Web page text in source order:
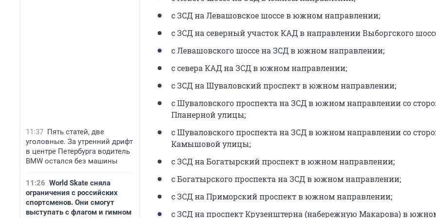
11:37 Пять статей, две
уголовные. За утренний дрифт
в центре Петербурга водитель
BMW остался без машины
11:26 World Skate сняла
ограничения с российских
спортсменов. Они смогут
выступать с флагом и гимном
с ЗСД на Левашовское шоссе в южном направлении;
с ЗСД на северный участок КАД в направлении Выборгского
с Левашовского шоссе на ЗСД в южном направлении;
с севера КАД на ЗСД в южном направлении;
с ЗСД на Шуваловский проспект в южном направлении;
с Шуваловского проспекта на ЗСД в южном направлении со
Планерной улицы;
с Шуваловского проспекта на ЗСД в южном направлении со
Камышовой улицы;
с ЗСД на Богатырский проспект в южном направлении;
с Богатырского проспекта на ЗСД в южном направлении;
с ЗСД на Приморский проспект в южном направлении;
с ЗСД на проспект Крузенштерна (набережную Макарова) в